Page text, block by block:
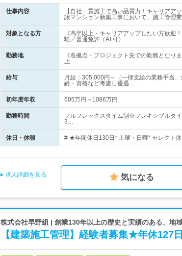
仕事内容
【自社一貫施工で高い品質力！キャリアア
譲マンション新築工事において、施工管理業
対象となる方
《高卒以上・キャリアアップしたい方歓迎
験／普通免許（AT可）
勤務地
《各拠点・プロジェクト先での勤務となり
上…
給与
月給：305,000円～（一律支給の業務手当
齢・資格など考慮し優遇…
初年度年収 605万円～1086万円
勤務時間
フルフレックスタイム制※フレキシブルタ
3…
休日・休暇 # ★年間休日130日* 土曜・日曜* セレクト
求人詳細を見る 気になる
株式会社早野組 | 創業130年以上の歴史と実績のある、地
【建築施工管理】経験者募集★年休127